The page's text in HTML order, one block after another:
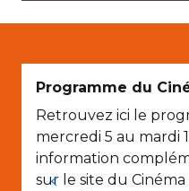
Programme du
Retrouvez ici le
mercredi 5 au mardi
information
sur le site du Cinéma